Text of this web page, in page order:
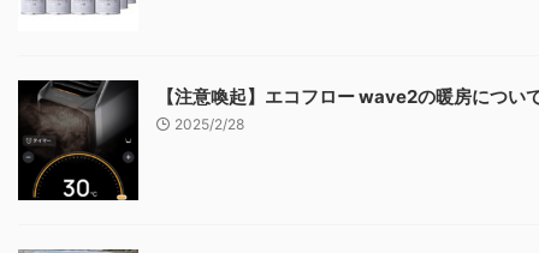
【注意喚起】エコフロー wave2の暖房につい
2025/2/28